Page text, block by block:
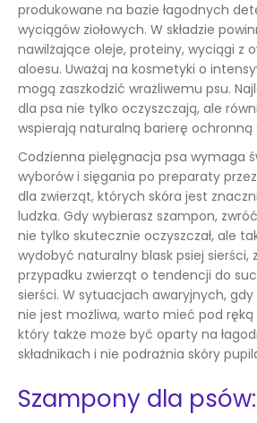
produkowane na bazie łagodnych
wyciągów ziołowych. W składzie
nawilżające oleje, proteiny, wyciągi z
aloesu. Uważaj na kosmetyki o
mogą zaszkodzić wrażliwemu psu.
dla psa nie tylko oczyszczają, ale
wspierają naturalną barierę ochronną
Codzienna pielęgnacja psa wymaga
wyborów i sięgania po preparaty
dla zwierząt, których skóra jest
ludzka. Gdy wybierasz szampon,
nie tylko skutecznie oczyszczał, ale
wydobyć naturalny blask psiej sierści,
przypadku zwierząt o tendencji do
sierści. W sytuacjach awaryjnych,
nie jest możliwa, warto mieć pod
który także może być oparty na
składnikach i nie podrażnia skóry
Szampony dla psów: